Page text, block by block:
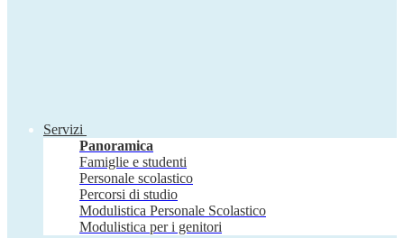
Servizi
Panoramica
Famiglie e studenti
Personale scolastico
Percorsi di studio
Modulistica Personale Scolastico
Modulistica per i genitori